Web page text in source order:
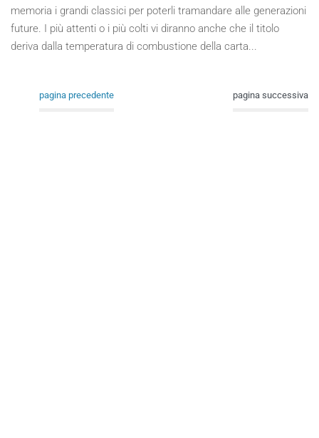
memoria i grandi classici per poterli tramandare alle generazioni
future. I più attenti o i più colti vi diranno anche che il titolo
deriva dalla temperatura di combustione della carta...
pagina precedente pagina successiva